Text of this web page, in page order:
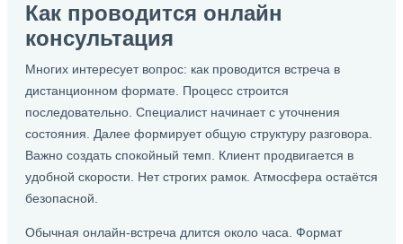
Как проводится онлайн
консультация
Многих интересует вопрос: как проводится встреча в
дистанционном формате. Процесс строится
последовательно. Специалист начинает с уточнения
состояния. Далее формирует общую структуру разговора.
Важно создать спокойный темп. Клиент продвигается в
удобной скорости. Нет строгих рамок. Атмосфера остаётся
безопасной.
Обычная онлайн-встреча длится около часа. Формат